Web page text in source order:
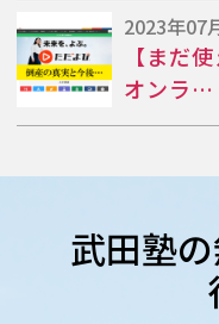
2023年07
【まだ
オンラ…
武田塾の